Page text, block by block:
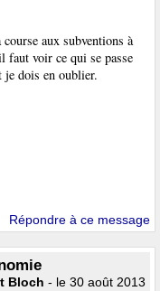
aux subventions à
faut voir ce qui se passe
dois en oublier.
Répondre à ce message
Bloch - le 30 août 2013